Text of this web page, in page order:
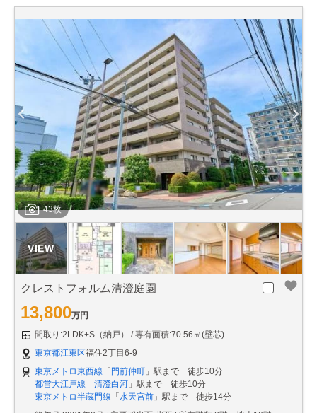
43枚
クレストフォルム清澄庭園
13,800万円
間取り:2LDK+S（納戸）
専有面積:70.56㎡(壁芯)
東京都江東区福住2丁目6-9
東京メトロ東西線 「 門前仲町 」駅まで 徒歩10分
都営大江戸線 「 清澄白河 」駅まで 徒歩10分
東京メトロ半蔵門線 「 水天宮前 」駅まで 徒歩14分